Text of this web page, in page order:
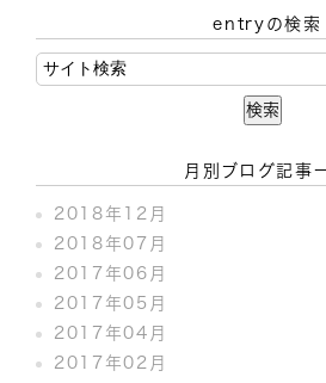
entryの検索
月別ブログ記事
2018年12月
2018年07月
2017年06月
2017年05月
2017年04月
2017年02月